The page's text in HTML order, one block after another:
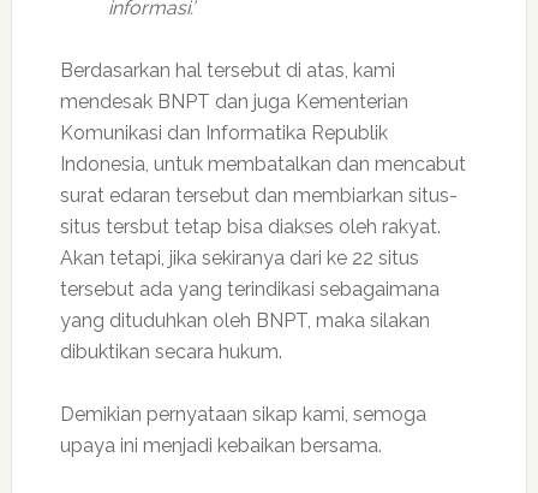
informasi.’
Berdasarkan hal tersebut di atas, kami
mendesak BNPT dan juga Kementerian
Komunikasi dan Informatika Republik
Indonesia, untuk membatalkan dan mencabut
surat edaran tersebut dan membiarkan situs-
situs tersbut tetap bisa diakses oleh rakyat.
Akan tetapi, jika sekiranya dari ke 22 situs
tersebut ada yang terindikasi sebagaimana
yang dituduhkan oleh BNPT, maka silakan
dibuktikan secara hukum.
Demikian pernyataan sikap kami, semoga
upaya ini menjadi kebaikan bersama.